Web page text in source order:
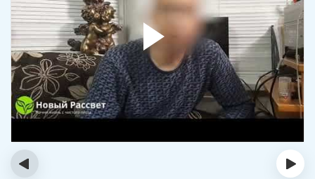
‹ ›